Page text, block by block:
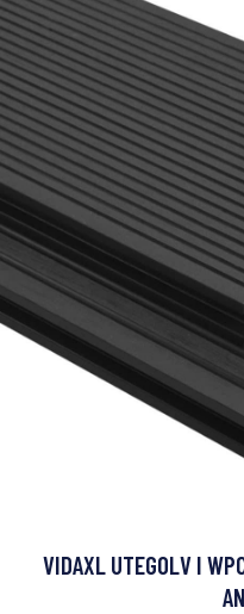
VIDAXL UTEGOLV I